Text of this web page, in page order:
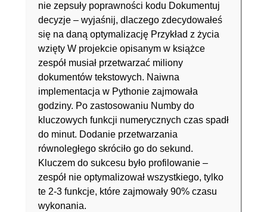
nie zepsuły poprawności kodu Dokumentuj
decyzje – wyjaśnij, dlaczego zdecydowałeś
się na daną optymalizację Przykład z życia
wzięty W projekcie opisanym w książce
zespół musiał przetwarzać miliony
dokumentów tekstowych. Naiwna
implementacja w Pythonie zajmowała
godziny. Po zastosowaniu Numby do
kluczowych funkcji numerycznych czas spadł
do minut. Dodanie przetwarzania
równoległego skróciło go do sekund.
Kluczem do sukcesu było profilowanie –
zespół nie optymalizował wszystkiego, tylko
te 2-3 funkcje, które zajmowały 90% czasu
wykonania.